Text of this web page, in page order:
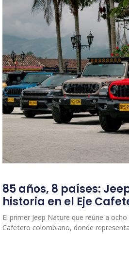
85 años, 8 países:
historia en el Eje
El primer Jeep Nature que reúne a
Cafetero colombiano, donde